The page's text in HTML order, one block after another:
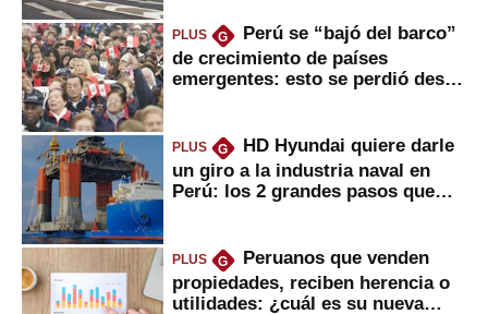
PLUS G
Perú se “bajó del barco”
de crecimiento de países
emergentes: esto se perdió desde
PLUS G
HD Hyundai quiere darle
un giro a la industria naval en
Perú: los 2 grandes pasos que
PLUS G
Peruanos que venden
propiedades, reciben herencia o
utilidades: ¿cuál es su nueva